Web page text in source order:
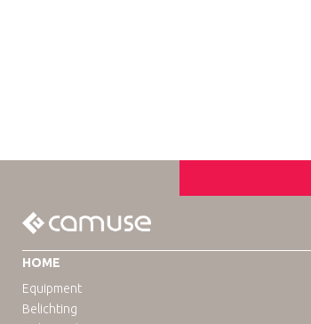
HOME
Equipment
Belichting